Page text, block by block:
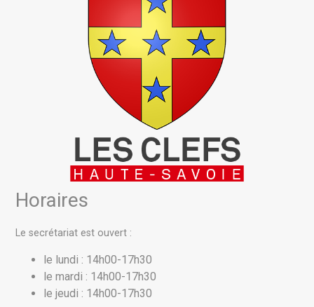
Horaires
Le secrétariat est ouvert :
le lundi : 14h00-17h30
le mardi : 14h00-17h30
le jeudi : 14h00-17h30